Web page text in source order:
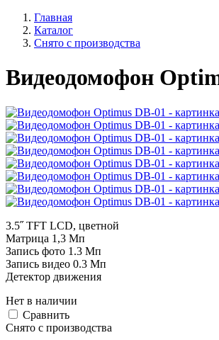
Главная
Каталог
Снято с производства
Видеодомофон
3.5˝ TFT LCD, цветной
Матрица 1,3 Мп
Запись фото 1.3 Мп
Запись видео 0.3 Мп
Детектор движения
Нет в наличии
Cравнить
Снято с производства